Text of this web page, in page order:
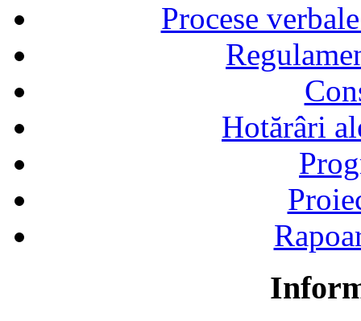
Procese
Hotărâri